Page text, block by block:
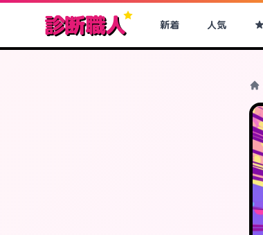
診断職人 新着 人気